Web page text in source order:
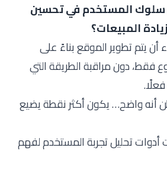
المستخدم في تحسين
المبيعات؟
أن يتم تطوير الموقع بناءً على
دون مراقبة الطريقة التي
أنه واضح… يكون أكثر نقطة يضيع
أدوات تحليل تجربة المستخدم لفهم